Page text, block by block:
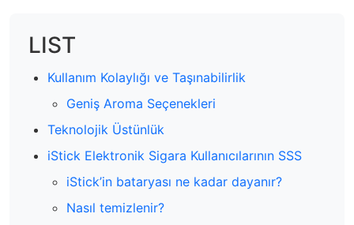
LIST
Kullanım Kolaylığı ve Taşınabilirlik
Geniş Aroma Seçenekleri
Teknolojik Üstünlük
iStick Elektronik Sigara Kullanıcılarının SSS
iStick’in bataryası ne kadar dayanır?
Nasıl temizlenir?